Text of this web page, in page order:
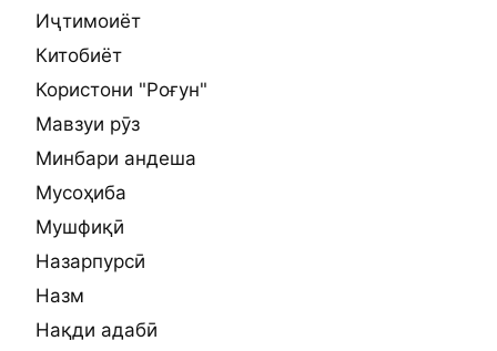
Иҷтимоиёт
Китобиёт
Користони "Роғун"
Мавзуи рӯз
Минбари андеша
Мусоҳиба
Мушфиқӣ
Назарпурсӣ
Назм
Нақди адабӣ